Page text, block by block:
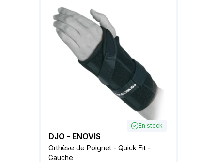
En stock
DJO - ENOVIS
Orthèse de Poignet - Quick Fit -
Gauche